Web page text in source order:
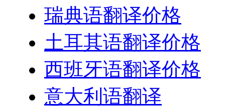
瑞典语翻译价格
土耳其语翻译价格
西班牙语翻译价格
意大利语翻译